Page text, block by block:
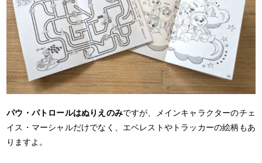
パウ・パトロールはぬりえのみですが、メインキャラクターのチェ
イス・マーシャルだけでなく、エベレストやトラッカーの絵柄もあ
りますよ。